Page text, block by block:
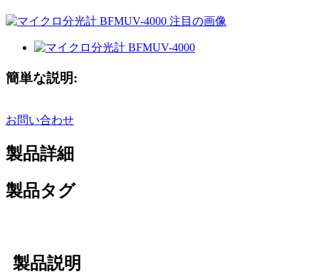
簡単な説明:
お問い合わせ
製品詳細
製品タグ
製品説明